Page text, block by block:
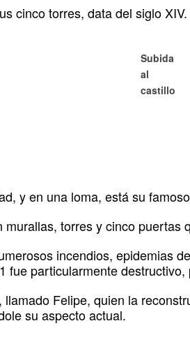
cinco torres, data del siglo XIV.
Subida
al
castillo
y en una loma, está su
murallas, torres y cinco puertas
incendios, epidemias
fue particularmente
llamado Felipe, quien la
su aspecto actual.